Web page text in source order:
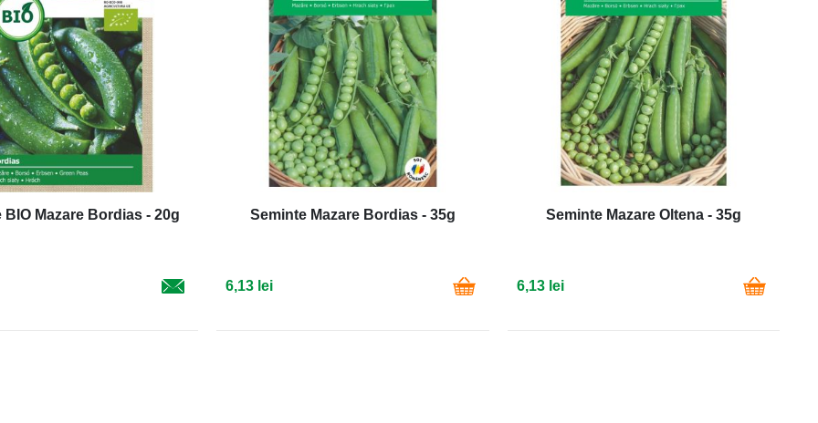
BIO Mazare Bordias - 20g Seminte Mazare Bordias - 35g
6,13 lei
Seminte Mazare Oltena - 35g
6,13 lei